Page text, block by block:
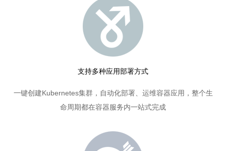
支持多种应用部署方式
一键创建Kubernetes集群，自动化部署、运维容器应用，整个生
命周期都在容器服务内一站式完成